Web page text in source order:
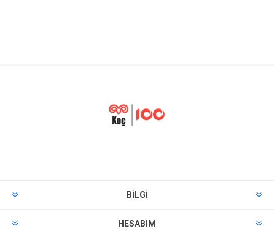
BILGI
HESABIM